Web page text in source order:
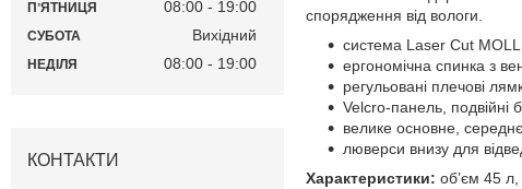
спорядження від вологи.
система Laser Cut
ергономічна спинка з
регульовані плечові
Velcro-панель, подвійні
велике основне,
люверси внизу для
Характеристики: об’єм 45
ПʼЯТНИЦЯ 08:00 19:00
СУБОТА Вихідний
НЕДІЛЯ 08:00 19:00
КОНТАКТИ